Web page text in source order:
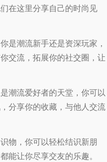
在这里分享自己的时尚见
是潮流新手还是资深玩家，
交流，拓展你的社交圈，让
潮流爱好者的天堂，你可以
分享你的收藏，与他人交流
物，你可以轻松结识新朋
能让你尽享交友的乐趣。